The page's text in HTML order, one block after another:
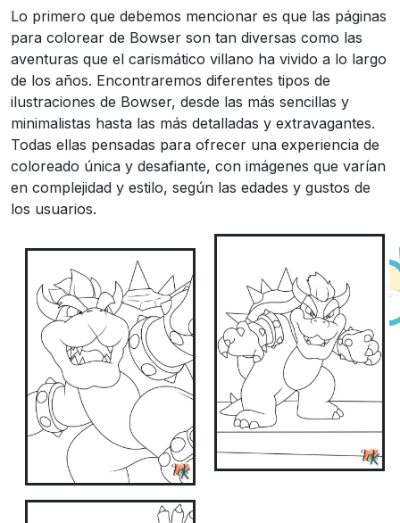
Lo primero que debemos mencionar es que las páginas
para colorear de Bowser son tan diversas como las
aventuras que el carismático villano ha vivido a lo largo
de los años. Encontraremos diferentes tipos de
ilustraciones de Bowser, desde las más sencillas y
minimalistas hasta las más detalladas y extravagantes.
Todas ellas pensadas para ofrecer una experiencia de
coloreado única y desafiante, con imágenes que varían
en complejidad y estilo, según las edades y gustos de
los usuarios.